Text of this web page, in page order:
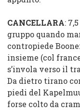
CANCELLARA:
gruppo quando
contropiede
insieme (col
s’invola verso il
Da dietro tirano
piedi del
forse colto da